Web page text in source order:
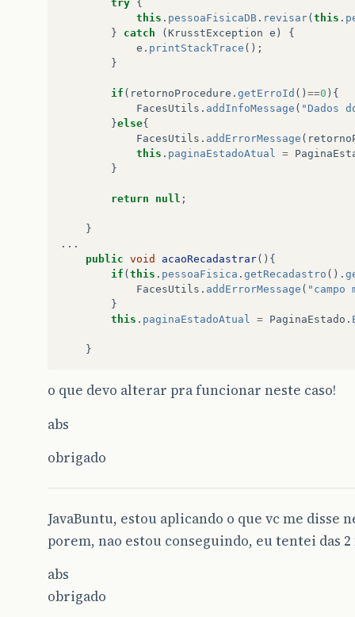
this
this .pessoaFisica.setLogradouro
if (listaTelefone .size()& gt ;=1){
if
listaEmail = this.emailDB .
if
(listaEmail
}
try {
this . pessoaFisicaDB . revisar( this .
}
catch ( KrusstException e )
{
e . printStackTrace ();
}
if ( retornoProcedure . getErroId () ==0 ){
FacesUtils . addInfoMessage ( "Dados
}else{
FacesUtils . addErrorMessage (
this . paginaEstadoAtual =
}
return null ;
}
...
public void acaoRecadastrar(){
if ( this . pessoaFisica . getRecadastro ().
FacesUtils . addErrorMessage (
}
this . paginaEstadoAtual = PaginaEstado .
}
o que devo alterar pra funcionar neste caso!
abs
obrigado
JavaBuntu, estou aplicando o que vc me disse
porem, nao estou conseguindo, eu tentei das
abs
obrigado